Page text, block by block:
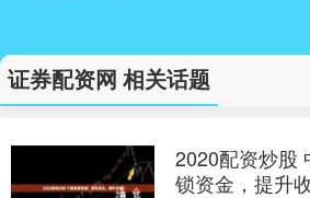
证券配资网 相关话题
2020配资炒股
锁资金，提升